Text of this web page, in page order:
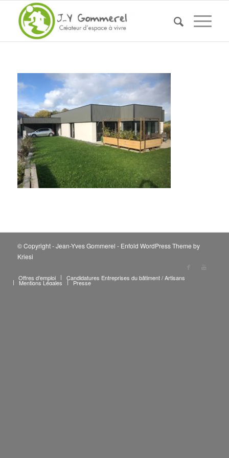
© Copyright - Jean-Yves Gommerel - Enfold WordPress Theme by
Kriesi
Offres d’emploi Candidatures Entreprises du bâtiment / Artisans
Mentions Légales Presse